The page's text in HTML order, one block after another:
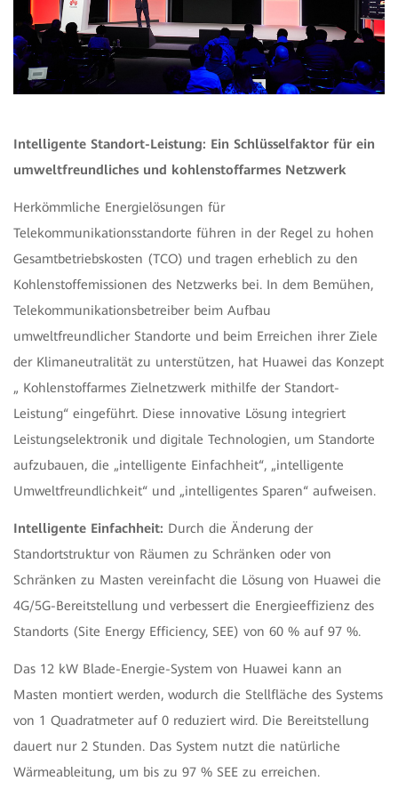
Intelligente Standort-Leistung: Ein Schlüsselfaktor für ein
umweltfreundliches und kohlenstoffarmes Netzwerk
Herkömmliche Energielösungen für
Telekommunikationsstandorte führen in der Regel zu hohen
Gesamtbetriebskosten (TCO) und tragen erheblich zu den
Kohlenstoffemissionen des Netzwerks bei. In dem Bemühen,
Telekommunikationsbetreiber beim Aufbau
umweltfreundlicher Standorte und beim Erreichen ihrer Ziele
der Klimaneutralität zu unterstützen, hat Huawei das Konzept
„ Kohlenstoffarmes Zielnetzwerk mithilfe der Standort-
Leistung“ eingeführt. Diese innovative Lösung integriert
Leistungselektronik und digitale Technologien, um Standorte
aufzubauen, die „intelligente Einfachheit“, „intelligente
Umweltfreundlichkeit“ und „intelligentes Sparen“ aufweisen.
Intelligente Einfachheit: Durch die Änderung der
Standortstruktur von Räumen zu Schränken oder von
Schränken zu Masten vereinfacht die Lösung von Huawei die
4G/5G-Bereitstellung und verbessert die Energieeffizienz des
Standorts (Site Energy Efficiency, SEE) von 60 % auf 97 %.
Das 12 kW Blade-Energie-System von Huawei kann an
Masten montiert werden, wodurch die Stellfläche des Systems
von 1 Quadratmeter auf 0 reduziert wird. Die Bereitstellung
dauert nur 2 Stunden. Das System nutzt die natürliche
Wärmeableitung, um bis zu 97 % SEE zu erreichen.